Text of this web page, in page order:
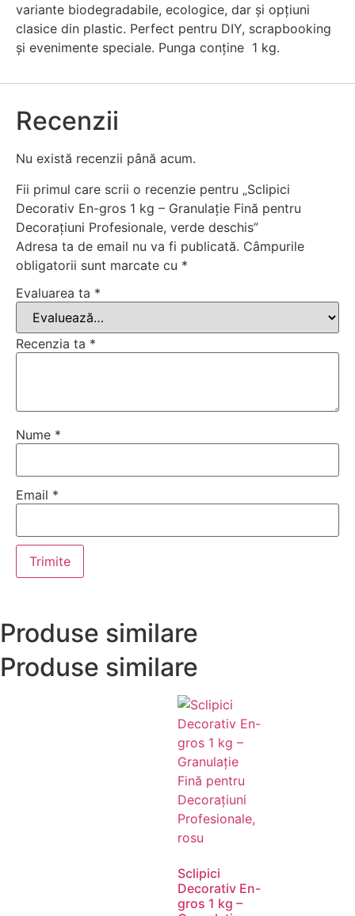
variante biodegradabile, ecologice, dar și opțiuni
clasice din plastic. Perfect pentru DIY, scrapbooking
și evenimente speciale. Punga conține 1 kg.
Recenzii
Nu există recenzii până acum.
Fii primul care scrii o recenzie pentru „Sclipici
Decorativ En-gros 1 kg – Granulație Fină pentru
Decorațiuni Profesionale, verde deschis”
Adresa ta de email nu va fi publicată. Câmpurile
obligatorii sunt marcate cu *
Evaluarea ta *
Recenzia ta *
Nume *
Email *
Produse similare
Produse similare
Sclipici
Decorativ En-
gros 1 kg –